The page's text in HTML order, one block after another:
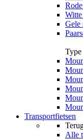
Gele
Type
Transportfietsen
Alle